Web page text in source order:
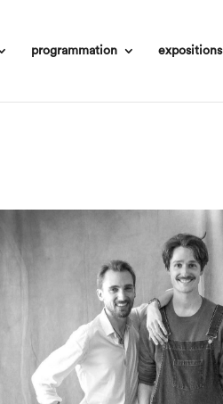
programmation expositions